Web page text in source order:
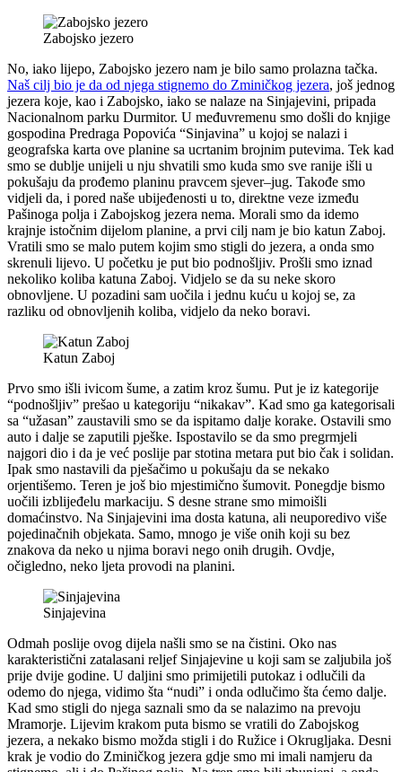
Zabojsko jezero
No, iako lijepo, Zabojsko jezero nam je bilo samo prolazna tačka.
Naš cilj bio je da od njega stignemo do Zminičkog jezera, još jednog
jezera koje, kao i Zabojsko, iako se nalaze na Sinjajevini, pripada
Nacionalnom parku Durmitor. U međuvremenu smo došli do knjige
gospodina Predraga Popovića “Sinjavina” u kojoj se nalazi i
geografska karta ove planine sa ucrtanim brojnim putevima. Tek kad
smo se dublje unijeli u nju shvatili smo kuda smo sve ranije išli u
pokušaju da prođemo planinu pravcem sjever–jug. Takođe smo
vidjeli da, i pored naše ubijeđenosti u to, direktne veze između
Pašinoga polja i Zabojskog jezera nema. Morali smo da idemo
krajnje istočnim dijelom planine, a prvi cilj nam je bio katun Zaboj.
Vratili smo se malo putem kojim smo stigli do jezera, a onda smo
skrenuli lijevo. U početku je put bio podnošljiv. Prošli smo iznad
nekoliko koliba katuna Zaboj. Vidjelo se da su neke skoro
obnovljene. U pozadini sam uočila i jednu kuću u kojoj se, za
razliku od obnovljenih koliba, vidjelo da neko boravi.
Katun Zaboj
Prvo smo išli ivicom šume, a zatim kroz šumu. Put je iz kategorije
“podnošljiv” prešao u kategoriju “nikakav”. Kad smo ga kategorisali
sa “užasan” zaustavili smo se da ispitamo dalje korake. Ostavili smo
auto i dalje se zaputili pješke. Ispostavilo se da smo pregrmjeli
najgori dio i da je već poslije par stotina metara put bio čak i solidan.
Ipak smo nastavili da pješačimo u pokušaju da se nekako
orjentišemo. Teren je još bio mjestimično šumovit. Ponegdje bismo
uočili izblijeđelu markaciju. S desne strane smo mimoišli
domaćinstvo. Na Sinjajevini ima dosta katuna, ali neuporedivo više
pojedinačnih objekata. Samo, mnogo je više onih koji su bez
znakova da neko u njima boravi nego onih drugih. Ovdje,
očigledno, neko ljeta provodi na planini.
Sinjajevina
Odmah poslije ovog dijela našli smo se na čistini. Oko nas
karakteristični zatalasani reljef Sinjajevine u koji sam se zaljubila još
prije dvije godine. U daljini smo primijetili putokaz i odlučili da
odemo do njega, vidimo šta “nudi” i onda odlučimo šta ćemo dalje.
Kad smo stigli do njega saznali smo da se nalazimo na prevoju
Mramorje. Lijevim krakom puta bismo se vratili do Zabojskog
jezera, a nekako bismo možda stigli i do Ružice i Okrugljaka. Desni
krak je vodio do Zminičkog jezera gdje smo mi imali namjeru da